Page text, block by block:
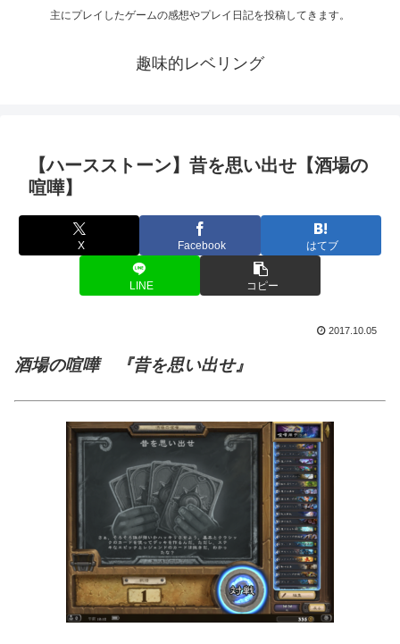
主にプレイしたゲームの感想やプレイ日記を投稿してきます。
趣味的レベリング
【ハースストーン】昔を思い出せ【酒場の
喧嘩】
X Facebook はてブ
LINE コピー
2017.10.05
酒場の喧嘩 『昔を思い出せ』